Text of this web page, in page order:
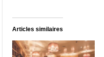
Articles similaires